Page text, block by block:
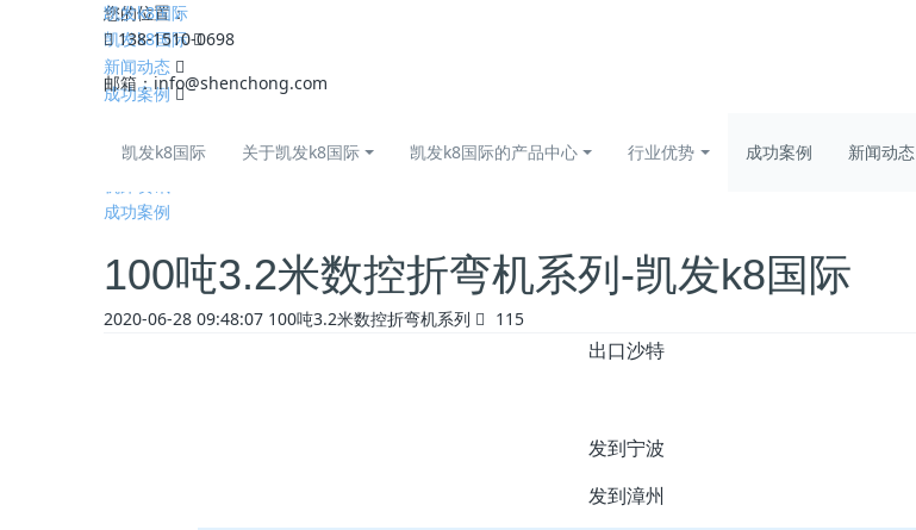
凯发k8国际
138-1510-0698
邮箱：info@shenchong.com
凯发k8国际 关于凯发k8国际 凯发k8国际的产品中心 行业优势 成功案例 新闻动态
您的位置：
凯发k8国际
新闻动态
成功案例
公司动态
成功案例
100吨3.2米数控折弯机系列-凯发k8国际
2020-06-28 09:48:07 100吨3.2米数控折弯机系列 115
出口沙特
发到宁波
发到漳州